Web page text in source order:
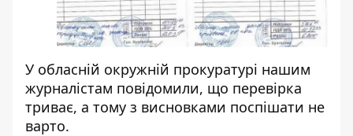
У обласній окружній прокуратурі нашим
журналістам повідомили, що перевірка
триває, а тому з висновками поспішати не
варто.